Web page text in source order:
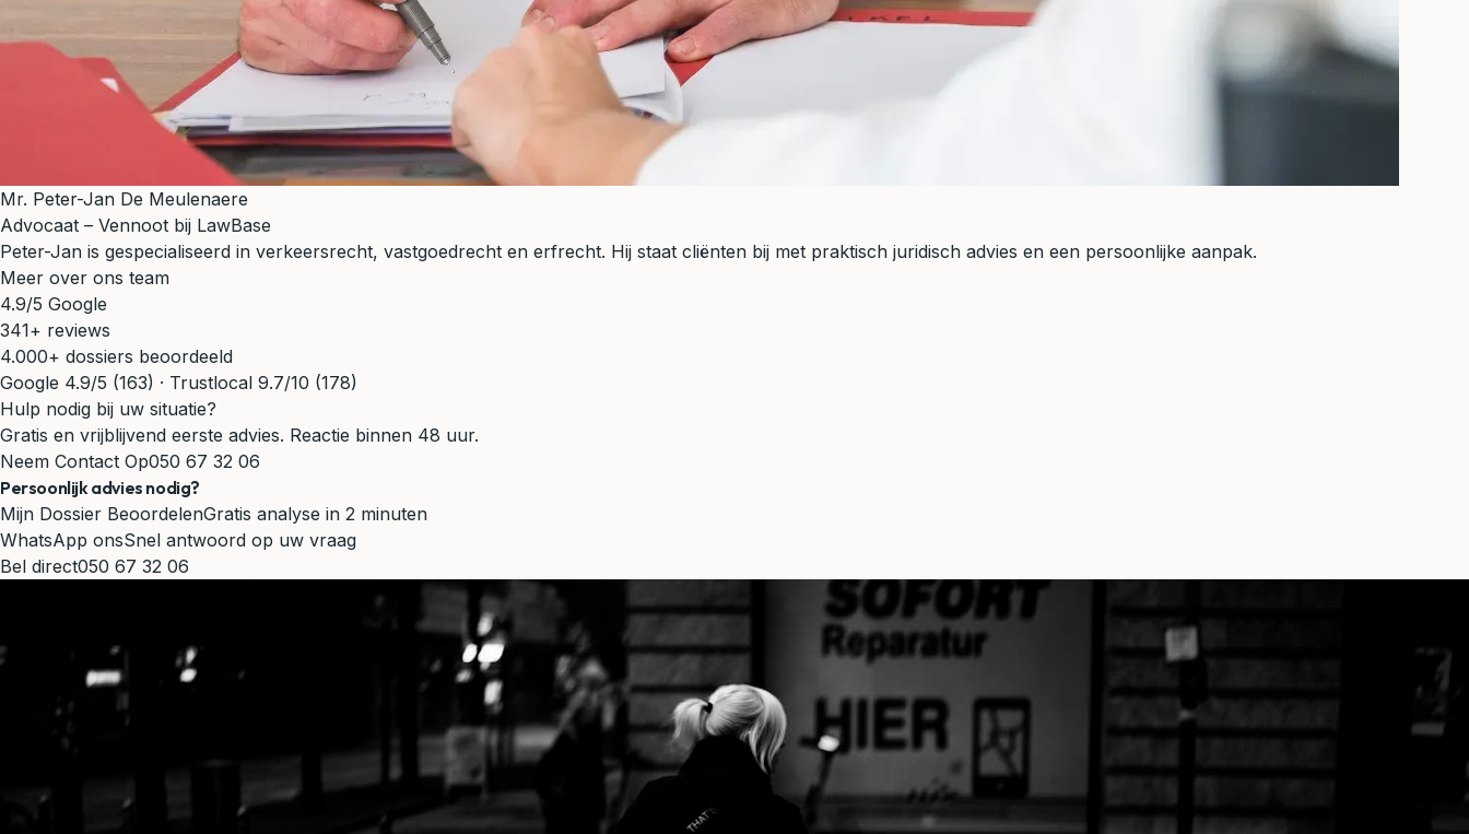
Mr. Peter-Jan De Meulenaere
Advocaat – Vennoot bij LawBase
Peter-Jan is gespecialiseerd in verkeersrecht, vastgoedrecht en erfrecht. Hij staat cliënten bij met praktisch juridisch advies en een persoonlijke aanpak.
Meer over ons team
4.9/5 Google
341+ reviews
4.000+ dossiers beoordeeld
Google 4.9/5 (163) · Trustlocal 9.7/10 (178)
Hulp nodig bij uw situatie?
Gratis en vrijblijvend eerste advies. Reactie binnen 48 uur.
Neem Contact Op050 67 32 06
Persoonlijk advies nodig?
Mijn Dossier BeoordelenGratis analyse in 2 minuten
WhatsApp onsSnel antwoord op uw vraag
Bel direct050 67 32 06